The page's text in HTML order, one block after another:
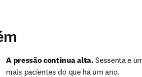
A pressão continua alta. Sessenta e
mais pacientes do que há um ano.